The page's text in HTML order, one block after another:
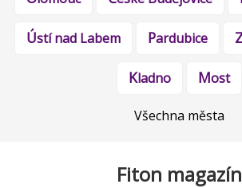
Ústí nad Labem Pardubice
Kladno Most
Všechna města
Fiton magazín